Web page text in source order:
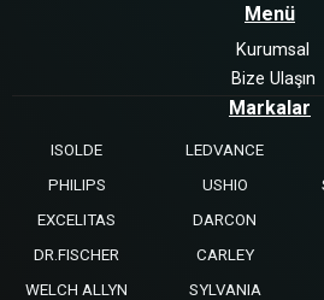
Menü
Kurumsal
Bize Ulaşın
Markalar
ISOLDE LEDVANCE
PHILIPS
USHIO
EXCELITAS
DARCON
DR.FISCHER
CARLEY
WELCH ALLYN
SYLVANIA